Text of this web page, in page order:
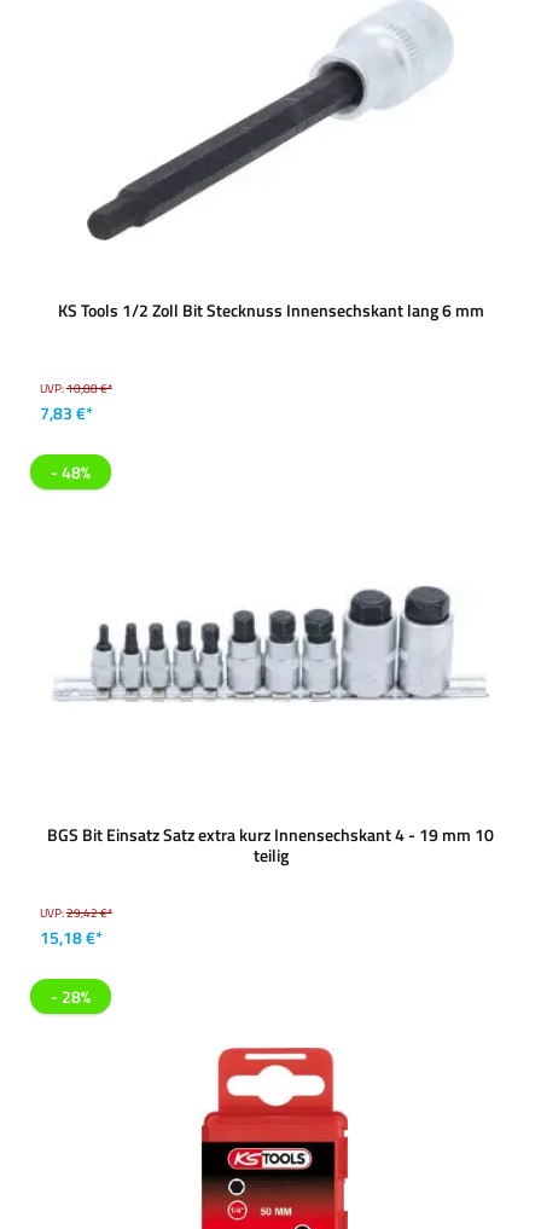
KS Tools 1/2 Zoll Bit Stecknuss Innensechskant lang 6 mm
UVP:10,88 €*
7,83 €*
- 48%
BGS Bit Einsatz Satz extra kurz Innensechskant 4 - 19 mm 10
teilig
UVP:29,42 €*
15,18 €*
- 28%